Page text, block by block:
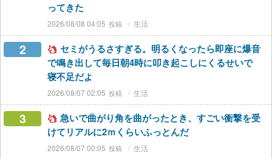
ってきた
2026/08/08 04:05 生活
2
セミがうるさすぎる。明るくなったら即座に爆音
で鳴き出して毎日朝4時に叩き起こしにくるせいで
寝不足だよ
2026/08/07 02:05 生活
3
急いで曲がり角を曲がったとき、すごい衝撃を受
けてリアルに2ｍくらいふっとんだ
2026/08/07 00:05 生活